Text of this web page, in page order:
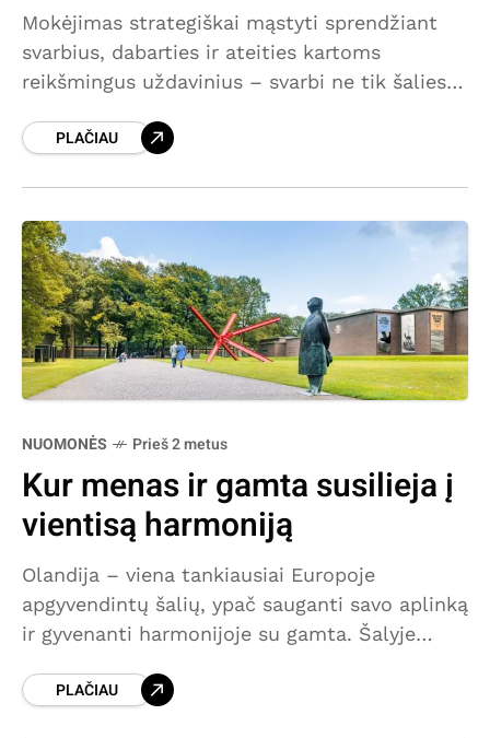
Mokėjimas strategiškai mąstyti sprendžiant
svarbius, dabarties ir ateities kartoms
reikšmingus uždavinius – svarbi ne tik šalies
valdžios vertybė, leidžianti racionaliai
PLAČIAU
NUOMONĖS Prieš 2 metus
Kur menas ir gamta susilieja į
vientisą harmoniją
Olandija – viena tankiausiai Europoje
apgyvendintų šalių, ypač sauganti savo aplinką
ir gyvenanti harmonijoje su gamta. Šalyje
bet ir provincijoje. Tarp jų išsiskiria vieno
PLAČIAU